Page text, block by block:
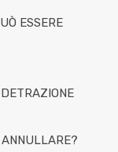
ESSERE
ANNULLARE?